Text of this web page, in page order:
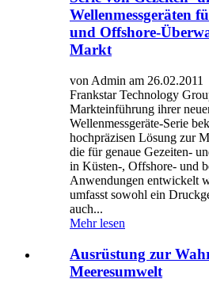
Wellenmessgeräten
und Offshore-
Markt
von Admin am 26.02.2011
Frankstar Technology
Markteinführung ihrer
Wellenmessgeräte-Serie
hochpräzisen Lösung zur
die für genaue Gezeiten-
in Küsten-, Offshore- und
Anwendungen entwickelt
umfasst sowohl ein
auch...
Mehr lesen
Ausrüstung zur
Meeresumwelt